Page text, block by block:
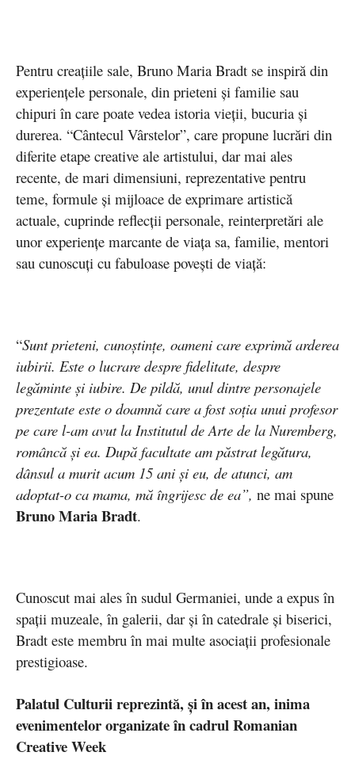
Pentru creațiile sale, Bruno Maria Bradt se inspiră din
experiențele personale, din prieteni și familie sau
chipuri în care poate vedea istoria vieții, bucuria și
durerea. “Cântecul Vârstelor”, care propune lucrări din
diferite etape creative ale artistului, dar mai ales
recente, de mari dimensiuni, reprezentative pentru
teme, formule și mijloace de exprimare artistică
actuale, cuprinde reflecții personale, reinterpretări ale
unor experiențe marcante de viața sa, familie, mentori
sau cunoscuți cu fabuloase povești de viață:
“Sunt prieteni, cunoștințe, oameni care exprimă arderea
iubirii. Este o lucrare despre fidelitate, despre
legăminte și iubire. De pildă, unul dintre personajele
prezentate este o doamnă care a fost soția unui profesor
pe care l-am avut la Institutul de Arte de la Nuremberg,
româncă și ea. După facultate am păstrat legătura,
dânsul a murit acum 15 ani și eu, de atunci, am
adoptat-o ca mama, mă îngrijesc de ea”, ne mai spune
Bruno Maria Bradt.
Cunoscut mai ales în sudul Germaniei, unde a expus în
spații muzeale, în galerii, dar și în catedrale și biserici,
Bradt este membru în mai multe asociații profesionale
prestigioase.
Palatul Culturii reprezintă, și în acest an, inima
evenimentelor organizate în cadrul Romanian
Creative Week